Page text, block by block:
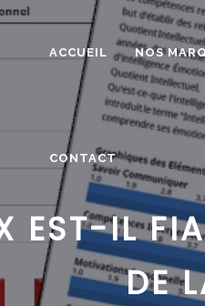
ACCUEIL NOS
CONTACT
EST-IL
DE